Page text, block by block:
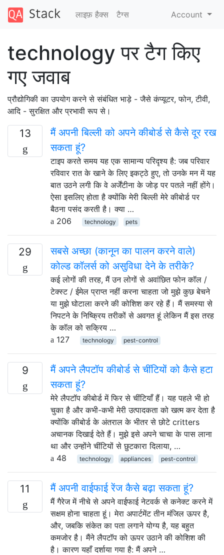
लाइफ़ हैक्स टैग्‍स Account
technology पर टैग किए
गए जवाब
प्रौद्योगिकी का उपयोग करने से संबंधित भाड़े - जैसे कंप्यूटर, फोन, टीवी,
आदि - सुरक्षित और प्रभावी रूप से।
13
मैं अपनी बिल्ली को अपने कीबोर्ड से कैसे दूर रख
सकता हूं?
टाइप करते समय यह एक सामान्य परिदृश्य है: जब परिवार
रविवार रात के खाने के लिए इकट्ठे हुए, तो उनके मन में यह
बात उठने लगी कि वे अर्जेंटीना के जोड़ पर पतले नहीं होंगे।
ऐसा इसलिए होता है क्योंकि मेरी बिल्ली मेरे कीबोर्ड पर
बैठना पसंद करती है। क्या …
206
technology pets
29
सबसे अच्छा (कानून का पालन करने वाले)
कोल्ड कॉलर्स को असुविधा देने के तरीके?
कई लोगों की तरह, मैं उन लोगों से अवांछित फोन कॉल /
टेक्स्ट / ईमेल प्राप्त नहीं करना चाहता जो मुझे कुछ बेचने
या मुझे घोटाला करने की कोशिश कर रहे हैं। मैं समस्या से
निपटने के निष्क्रिय तरीकों से अवगत हूं लेकिन मैं इस तरह
के कॉल को सक्रिय …
127
technology pest-control
9
मैं अपने लैपटॉप कीबोर्ड से चींटियों को कैसे हटा
सकता हूं?
मेरे लैपटॉप कीबोर्ड में फिर से चींटियाँ हैं। यह पहले भी हो
चुका है और कभी-कभी मेरी उत्पादकता को खत्म कर देता है
क्योंकि कीबोर्ड के अंतराल के भीतर से छोटे critters
अचानक दिखाई देते हैं। मुझे इसे अपने चाचा के पास लाना
था और उन्होंने चींटियों से छुटकारा दिलाया, …
48
technology appliances pest-control
11 मैं अपनी वाईफाई रेंज कैसे बढ़ा सकता हूं?
मैं गैरेज में नीचे से अपने वाईफाई नेटवर्क से कनेक्ट करने में
सक्षम होना चाहता हूं। मेरा अपार्टमेंट तीन मंजिल ऊपर है,
और, जबकि संकेत का पता लगाने योग्य है, यह बहुत
कमजोर है। मैंने लैपटॉप को ऊपर उठाने की कोशिश की
है। कारण यहाँ दर्शाया गया है: मैं अपने …